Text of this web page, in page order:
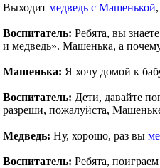
Выходит медведь с Машенькой
Воспитатель: Ребята, вы
и медведь». Машенька, а
Машенька: Я хочу домой к
Воспитатель: Дети, давайте
разреши, пожалуйста,
Медведь: Ну, хорошо, раз вы
Воспитатель: Ребята,